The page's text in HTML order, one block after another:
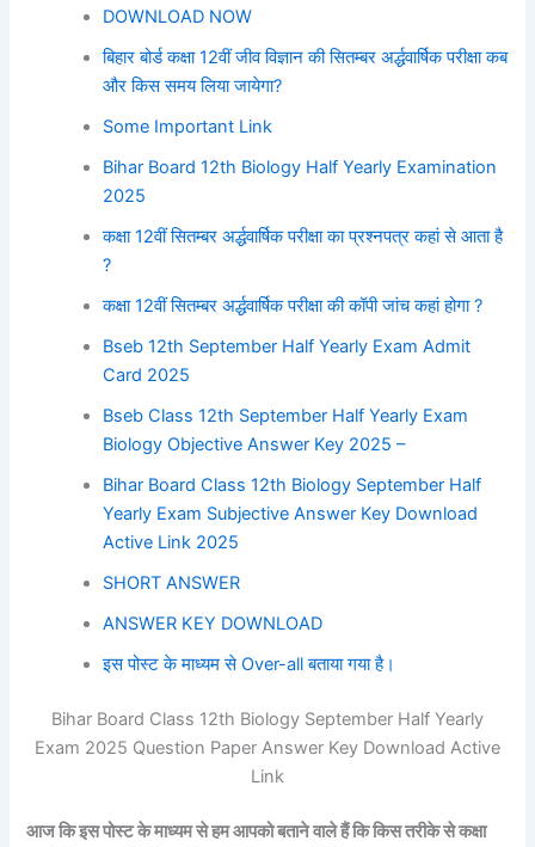
DOWNLOAD NOW
बिहार बोर्ड कक्षा 12वीं जीव विज्ञान की सितम्बर अर्द्धवार्षिक परीक्षा कब
और किस समय लिया जायेगा?
Some Important Link
Bihar Board 12th Biology Half Yearly Examination
2025
कक्षा 12वीं सितम्बर अर्द्धवार्षिक परीक्षा का प्रश्नपत्र कहां से आता है
?
कक्षा 12वीं सितम्बर अर्द्धवार्षिक परीक्षा की कॉपी जांच कहां होगा ?
Bseb 12th September Half Yearly Exam Admit
Card 2025
Bseb Class 12th September Half Yearly Exam
Biology Objective Answer Key 2025 –
Bihar Board Class 12th Biology September Half
Yearly Exam Subjective Answer Key Download
Active Link 2025
SHORT ANSWER
ANSWER KEY DOWNLOAD
इस पोस्ट के माध्यम से Over-all बताया गया है।
Bihar Board Class 12th Biology September Half Yearly
Exam 2025 Question Paper Answer Key Download Active
Link
आज कि इस पोस्ट के माध्यम से हम आपको बताने वाले हैं कि किस तरीके से कक्षा